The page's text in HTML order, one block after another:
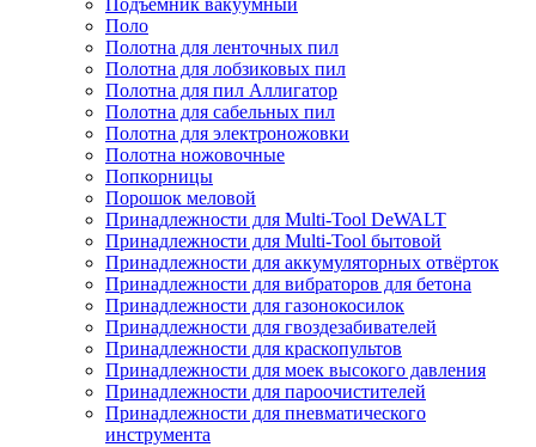
Подъемник вакуумный
Поло
Полотна для ленточных пил
Полотна для лобзиковых пил
Полотна для пил Аллигатор
Полотна для сабельных пил
Полотна для электроножовки
Полотна ножовочные
Попкорницы
Порошок меловой
Принадлежности для Multi-Tool DeWALT
Принадлежности для Multi-Tool бытовой
Принадлежности для аккумуляторных отвёрток
Принадлежности для вибраторов для бетона
Принадлежности для газонокосилок
Принадлежности для гвоздезабивателей
Принадлежности для краскопультов
Принадлежности для моек высокого давления
Принадлежности для пароочистителей
Принадлежности для пневматического
инструмента